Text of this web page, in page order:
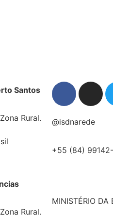
feira; saiba como
Singular
ISD, realizado com
na infância;
manejo decomo base
Santos
Rural.
Rural.
@isdnarede
+55 (84)
MINISTÉRIO DA